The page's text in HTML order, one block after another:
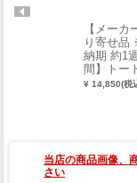
【メーカ
り寄せ品
納期 約1
間】トー
ッグ横長
¥ 14,850(税
当店の商品画像、
さい